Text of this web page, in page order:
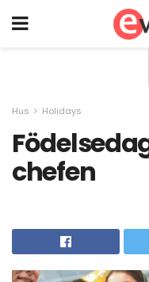
Hus Holidays
chefen